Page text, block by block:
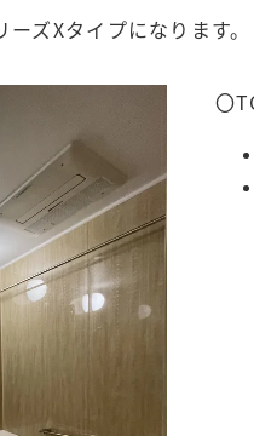
ズXタイプになります。
〇